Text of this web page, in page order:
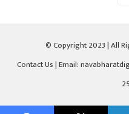
© Copyright 2023 | All
Contact Us| Email: